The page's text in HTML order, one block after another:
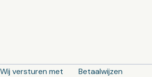
Wij versturen met Betaalwijzen